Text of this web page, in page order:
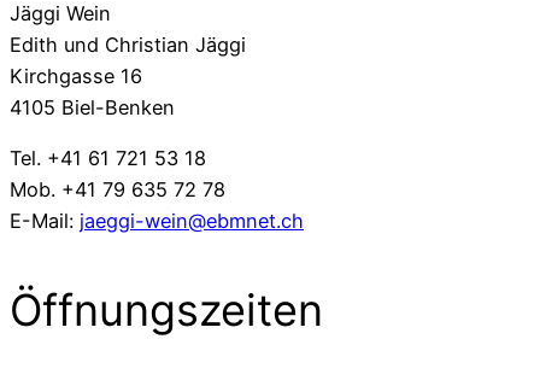
Jäggi Wein
Edith und Christian Jäggi
Kirchgasse 16
4105 Biel-Benken
Tel. +41 61 721 53 18
Mob. +41 79 635 72 78
E-Mail: jaeggi-wein@ebmnet.ch
Öffnungszeiten